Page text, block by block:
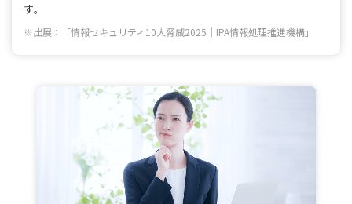
す。
※出展：「情報セキュリティ10大脅威2025｜IPA情報処理推進機構」